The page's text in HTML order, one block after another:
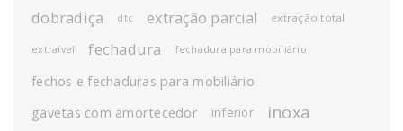
dobradiça dtc extração parcial extração total
extraível fechadura fechadura para mobiliário
fechos e fechaduras para mobiliário
gavetas com amortecedor
inferior inoxa